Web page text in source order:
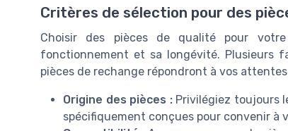
Critères de sélection pour des
Choisir des pièces de qualité pour votre
fonctionnement et sa longévité. Plusieurs
pièces de rechange répondront à vos
Origine des pièces :Privilégiez toujours
spécifiquement conçues pour convenir à